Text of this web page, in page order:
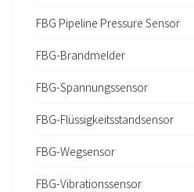
FBG Pipeline Pressure Sensor
FBG-Brandmelder
FBG-Spannungssensor
FBG-Flüssigkeitsstandsensor
FBG-Wegsensor
FBG-Vibrationssensor